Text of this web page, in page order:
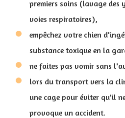
premiers soins (lavage des
voies respiratoires),
empêchez votre chien
substance toxique en la
ne faites pas vomir sans
lors du transport vers la
une cage pour éviter qu'il
provoque un accident.